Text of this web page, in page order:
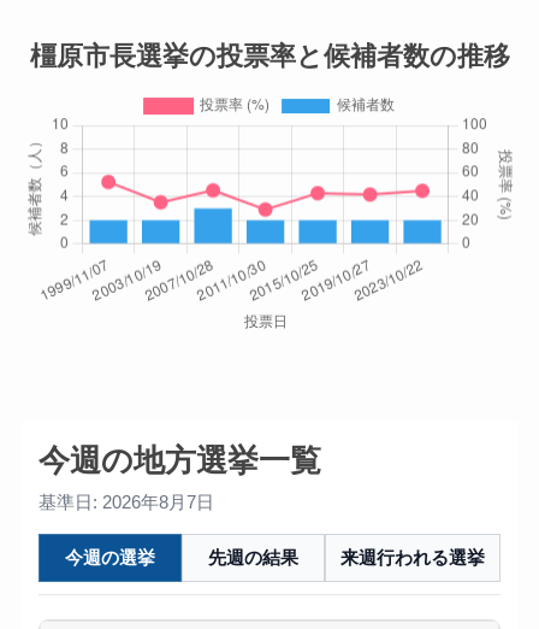
橿原市長選挙の投票率と候補者数の推移
今週の地方選挙一覧
基準日: 2026年8月7日
今週の選挙 先週の結果 来週行われる選挙